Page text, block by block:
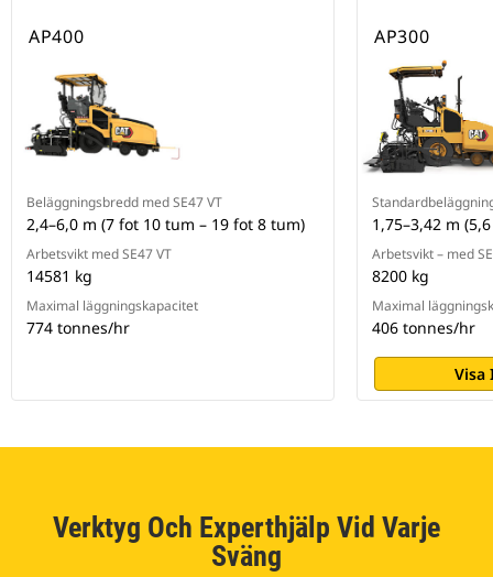
AP400
Beläggningsbredd med SE47 VT
2,4–6,0 m (7 fot 10 tum – 19 fot 8 tum)
Arbetsvikt med SE47 VT
14581 kg
Maximal läggningskapacitet
774 tonnes/hr
AP300
1,75–3,42 m
Arbetsvikt – med
8200 kg
Maximal
406 tonnes/hr
Visa
Verktyg Och Experthjälp Vid Varje
Sväng